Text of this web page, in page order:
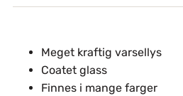
Meget kraftig varsellys
Coatet glass
Finnes i mange farger